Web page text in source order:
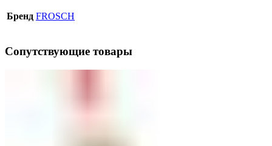
Бренд FROSCH
Сопутствующие товары